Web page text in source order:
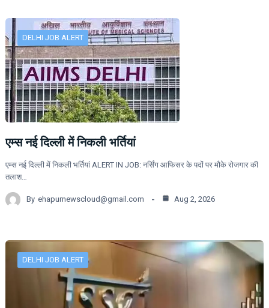
DELHI JOB ALERT
एम्स नई दिल्ली में निकली भर्तियां
एम्स नई दिल्ली में निकली भर्तियां ALERT IN JOB: नर्सिंग आफिसर के पदों पर मौके रोजगार की
तलाश…
By ehapurnewscloud@gmail.com Aug 2, 2026
DELHI JOB ALERT